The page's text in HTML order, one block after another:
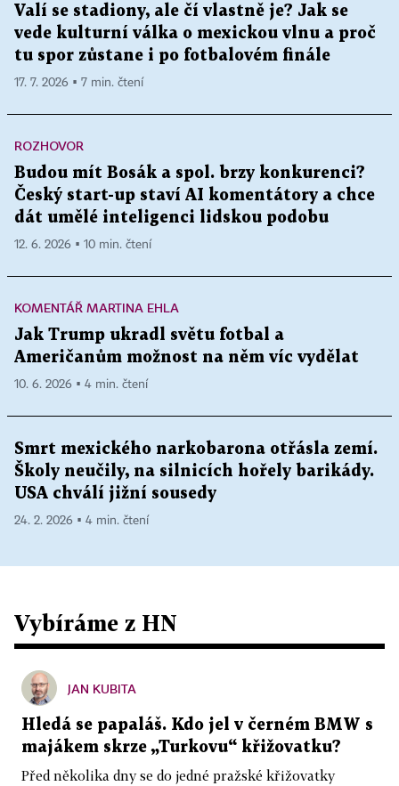
Valí se stadiony, ale čí vlastně je? Jak se
vede kulturní válka o mexickou vlnu a proč
tu spor zůstane i po fotbalovém finále
17. 7. 2026 ▪ 7 min. čtení
ROZHOVOR
Budou mít Bosák a spol. brzy konkurenci?
Český start-up staví AI komentátory a chce
dát umělé inteligenci lidskou podobu
12. 6. 2026 ▪ 10 min. čtení
KOMENTÁŘ MARTINA EHLA
Jak Trump ukradl světu fotbal a
Američanům možnost na něm víc vydělat
10. 6. 2026 ▪ 4 min. čtení
Smrt mexického narkobarona otřásla zemí.
Školy neučily, na silnicích hořely barikády.
USA chválí jižní sousedy
24. 2. 2026 ▪ 4 min. čtení
Vybíráme z HN
JAN KUBITA
Hledá se papaláš. Kdo jel v černém BMW s
majákem skrze „Turkovu“ křižovatku?
Před několika dny se do jedné pražské křižovatky